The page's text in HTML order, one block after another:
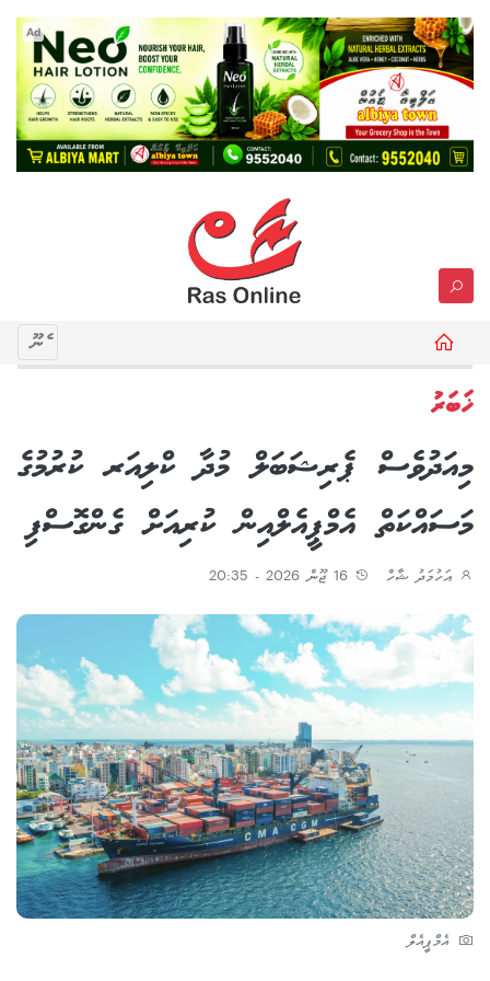
Ad
މެނޫ
ޚަބަރު
މިއަދުވެސް ޕެރިޝަބަލް މުދާ ކްލިއަރ ކުރުމުގެ
މަސައްކަތް އެމްޕީއެލްއިން ކުރިއަށް ގެންގޮސްފި
އަހުމަދު ޝާހް
އެމްޕީއެލް